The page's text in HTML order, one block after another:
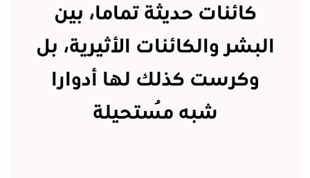
كائنات حديثة تماما، بين
البشر والكائنات الأثيرية، بل
وكرست كذلك لها أدوارا
شبه مُستحيلة